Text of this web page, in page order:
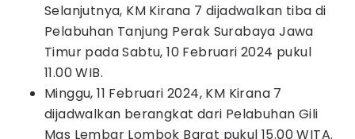
Selanjutnya, KM Kirana 7 dijadwalkan tiba di
Pelabuhan Tanjung Perak Surabaya Jawa
Timur pada Sabtu, 10 Februari 2024 pukul
11.00 WIB.
Minggu, 11 Februari 2024, KM Kirana 7
dijadwalkan berangkat dari Pelabuhan Gili
Mas Lembar Lombok Barat pukul 15.00 WITA.